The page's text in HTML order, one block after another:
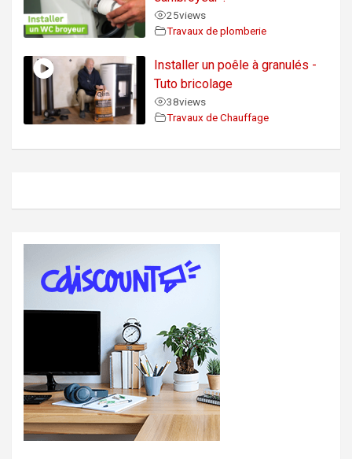
25views
Travaux de plomberie
Installer un poêle à granulés -
Tuto bricolage
38views
Travaux de Chauffage